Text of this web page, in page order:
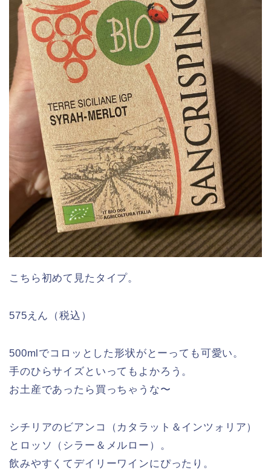
こちら初めて見たタイプ。
575えん（税込）
500mlでコロッとした形状がとーっても可愛い。
手のひらサイズといってもよかろう。
お土産であったら買っちゃうな〜
シチリアのビアンコ（カタラット＆インツォリア）
とロッソ（シラー＆メルロー）。
飲みやすくてデイリーワインにぴったり。